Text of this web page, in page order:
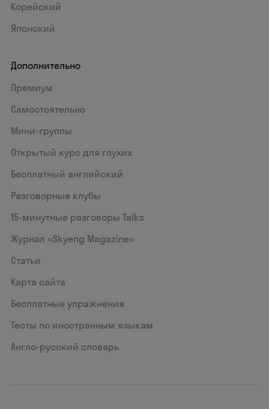
Корейский
Японский
Дополнительно
Премиум
Самостоятельно
Мини-группы
Открытый курс для глухих
Бесплатный английский
Разговорные клубы
15‑минутные разговоры Talks
Журнал «Skyeng Magazine»
Статьи
Карта сайта
Бесплатные упражнения
Тесты по иностранным языкам
Англо-русский словарь